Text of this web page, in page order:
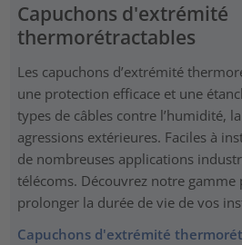
Capuchons d'extrémité
thermorétractables
Les capuchons d’extrémité
une protection efficace et une
types de câbles contre l’humidité,
agressions extérieures. Faciles à
de nombreuses applications
télécoms. Découvrez notre gamme
prolonger la durée de vie de vos
Capuchons d'extrémité